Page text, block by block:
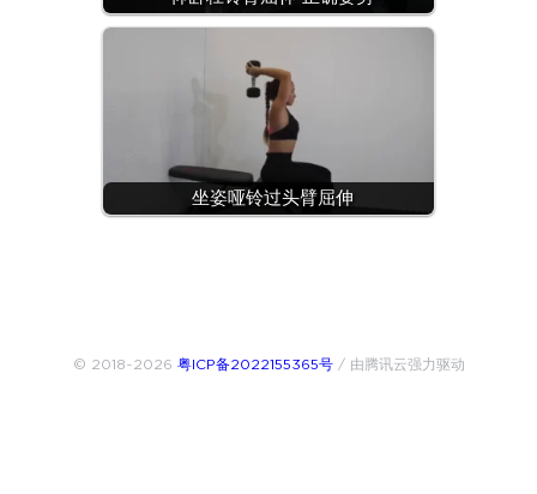
坐姿哑铃过头臂屈伸
© 2018~2026 粤ICP备2022155365号/ 由腾讯云强力驱动